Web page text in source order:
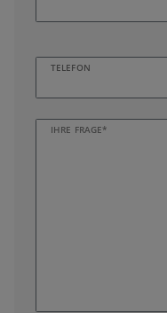
TELEFON
IHRE FRAGE*